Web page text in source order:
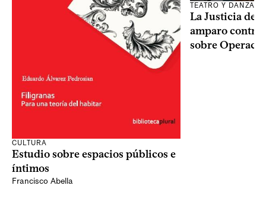
CULTURA
Estudio sobre espacios públicos e
íntimos
Francisco Abella
TEATRO Y DANZA
La Justicia
amparo contra
sobre